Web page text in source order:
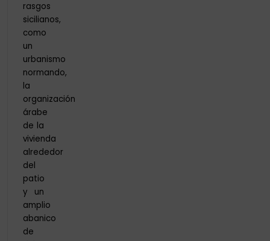
rasgos
sicilianos,
como
un
urbanismo
normando,
la
organización
árabe
de la
vivienda
alrededor
del
patio
y un
amplio
abanico
de